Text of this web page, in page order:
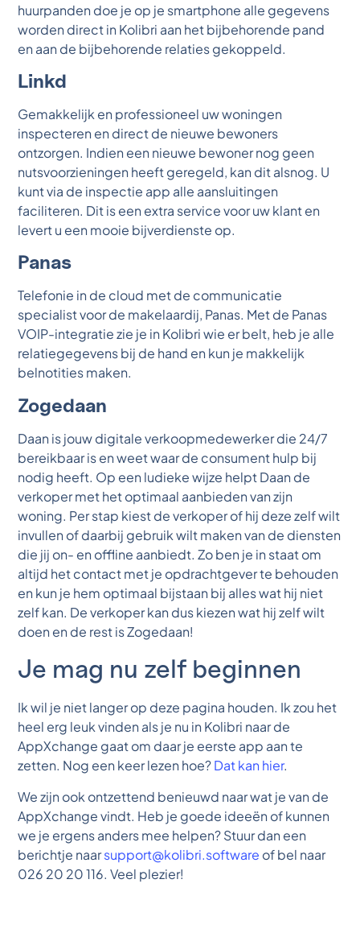
huurpanden doe je op je smartphone alle gegevens
worden direct in Kolibri aan het bijbehorende pand
en aan de bijbehorende relaties gekoppeld.
Linkd
Gemakkelijk en professioneel uw woningen
inspecteren en direct de nieuwe bewoners
ontzorgen. Indien een nieuwe bewoner nog geen
nutsvoorzieningen heeft geregeld, kan dit alsnog. U
kunt via de inspectie app alle aansluitingen
faciliteren. Dit is een extra service voor uw klant en
levert u een mooie bijverdienste op.
Panas
Telefonie in de cloud met de communicatie
specialist voor de makelaardij, Panas. Met de Panas
VOIP-integratie zie je in Kolibri wie er belt, heb je alle
relatiegegevens bij de hand en kun je makkelijk
belnotities maken.
Zogedaan
Daan is jouw digitale verkoopmedewerker die 24/7
bereikbaar is en weet waar de consument hulp bij
nodig heeft. Op een ludieke wijze helpt Daan de
verkoper met het optimaal aanbieden van zijn
woning. Per stap kiest de verkoper of hij deze zelf wilt
invullen of daarbij gebruik wilt maken van de diensten
die jij on- en offline aanbiedt. Zo ben je in staat om
altijd het contact met je opdrachtgever te behouden
en kun je hem optimaal bijstaan bij alles wat hij niet
zelf kan. De verkoper kan dus kiezen wat hij zelf wilt
doen en de rest is Zogedaan!
Je mag nu zelf beginnen
Ik wil je niet langer op deze pagina houden. Ik zou het
heel erg leuk vinden als je nu in Kolibri naar de
AppXchange gaat om daar je eerste app aan te
zetten. Nog een keer lezen hoe?Dat kan hier.
We zijn ook ontzettend benieuwd naar wat je van de
AppXchange vindt. Heb je goede ideeën of kunnen
we je ergens anders mee helpen? Stuur dan een
berichtje naarsupport@kolibri.software of bel naar
026 20 20 116. Veel plezier!